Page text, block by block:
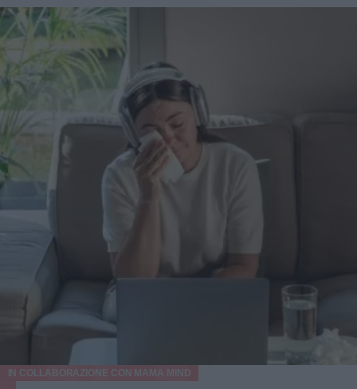
sponsorizzati
IN COLLABORAZIONE CON MAMA MIND